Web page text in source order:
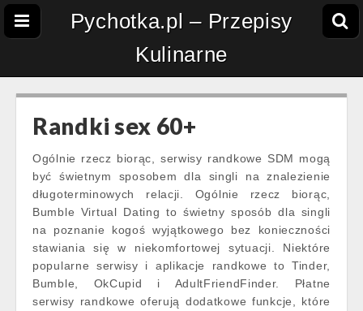
Pychotka.pl – Przepisy
Kulinarne
Randki sex 60+
Ogólnie rzecz biorąc, serwisy randkowe SDM mogą
być świetnym sposobem dla singli na znalezienie
długoterminowych relacji. Ogólnie rzecz biorąc,
Bumble Virtual Dating to świetny sposób dla singli
na poznanie kogoś wyjątkowego bez konieczności
stawiania się w niekomfortowej sytuacji. Niektóre
popularne serwisy i aplikacje randkowe to Tinder,
Bumble, OkCupid i AdultFriendFinder. Płatne
serwisy randkowe oferują dodatkowe funkcje, które